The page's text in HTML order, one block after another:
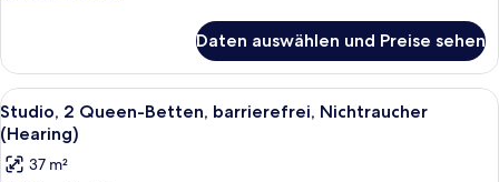
in
Shower)
anzeigen
2 Queen-
Betten,
barrierefrei,
Nichtraucher
(Roll-
in
Daten auswählen und Preise sehen
Alle
Fotos
für
Studio,
Ein Hotelzimmer mit zwei Betten,
6
Studio, 2 Queen-Betten, barrierefrei, Nichtraucher
(Hearing)
37 m²